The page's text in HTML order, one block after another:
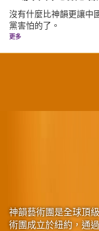
沒有什麼比神韻更讓中
黨害怕的了。
更多
神韻藝術團是全球頂
術團成立於紐約，通